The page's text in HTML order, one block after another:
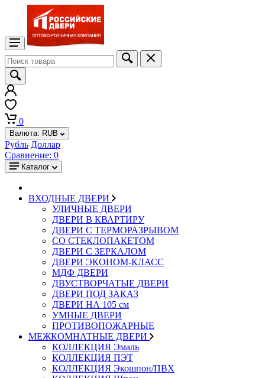
0
Валюта: RUB
Рубль Доллар
Сравнение: 0
Каталог
ВХОДНЫЕ ДВЕРИ
УЛИЧНЫЕ ДВЕРИ
ДВЕРИ В КВАРТИРУ
ДВЕРИ С ТЕРМОРАЗРЫВОМ
СО СТЕКЛОПАКЕТОМ
ДВЕРИ С ЗЕРКАЛОМ
ДВЕРИ ЭКОНОМ-КЛАСС
МДФ ДВЕРИ
ДВУСТВОРЧАТЫЕ ДВЕРИ
ДВЕРИ ПОД ЗАКАЗ
ДВЕРИ НА 105 см
УМНЫЕ ДВЕРИ
ПРОТИВОПОЖАРНЫЕ
МЕЖКОМНАТНЫЕ ДВЕРИ
КОЛЛЕКЦИЯ Эмаль
КОЛЛЕКЦИЯ ПЭТ
КОЛЛЕКЦИЯ Экошпон/ПВХ